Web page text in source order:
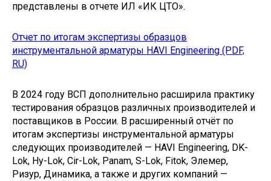
представлены в отчете ИЛ «ИК ЦТО».
Отчет по итогам экспертизы образцов
инструментальной арматуры HAVI Engineering (PDF,
RU)
В 2024 году ВСП дополнительно расширила практику
тестирования образцов различных производителей и
поставщиков в России. В расширенный отчёт по
итогам экспертизы инструментальной арматуры
следующих производителей — HAVI Engineering, DK-
Lok, Hy-Lok, Cir-Lok, Panam, S-Lok, Fitok, Элемер,
Ризур, Динамика, а также и других компаний —